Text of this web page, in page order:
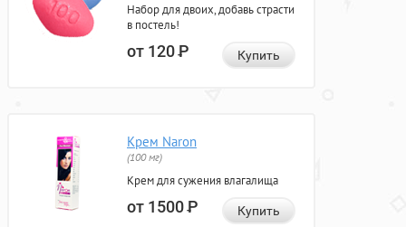
Набор для двоих, добавь страсти
в постель!
от 120Р Купить
Крем Naron
(100 мг)
Крем для сужения влагалища
от 1500Р Купить